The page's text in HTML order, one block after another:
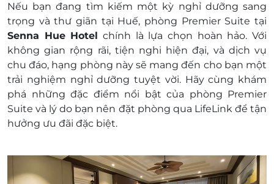
chi phí phát sinh khác
Chính sách trẻ em và giường phụ:
Tối đa 2 trẻ em dưới 12 tuổi được phép ở
cùng bố mẹ
Trẻ em dưới 6 tuổi được ở miễn phí nếu sử
dụng giường có sẵn
Trẻ em 6-11 tuổi sẽ áp dụng phụ phí 250,000
VND mỗi trẻ mỗi đêm khi sử dụng giường
sẵn có
phí giường phụ với giá 650,000 VND mỗi
đêm.
Nếu bạn đang tìm kiếm một kỳ nghỉ dưỡng sang
trọng và thư giãn tại Huế, phòng Premier Suite tại
Senna Hue Hotel chính là lựa chọn hoàn hảo. Với
không gian rộng rãi, tiện nghi hiện đại, và dịch vụ
chu đáo, hạng phòng này sẽ mang đến cho bạn một
trải nghiệm nghỉ dưỡng tuyệt vời. Hãy cùng khám
phá những đặc điểm nổi bật của phòng Premier
Suite và lý do bạn nên đặt phòng qua LifeLink để tận
hưởng ưu đãi đặc biệt.